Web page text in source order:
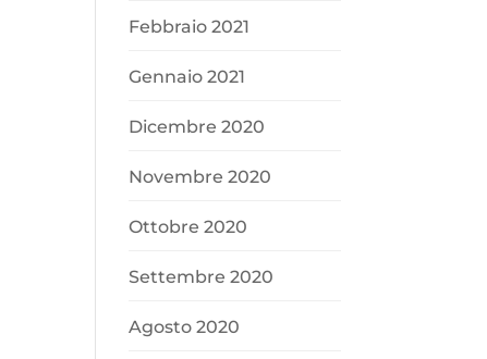
Febbraio 2021
Gennaio 2021
Dicembre 2020
Novembre 2020
Ottobre 2020
Settembre 2020
Agosto 2020